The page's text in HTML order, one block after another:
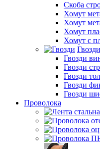
Скоба
Хомут
Хомут
Хомут
Хомут с
Гвозди
Гвозди
Гвозди
Гвозди
Гвозди
Гвозди
Проволока